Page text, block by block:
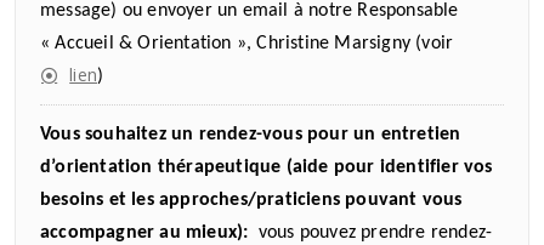
message) ou envoyer un email à notre Responsable
« Accueil & Orientation », Christine Marsigny (voir
lien)
Vous souhaitez un rendez-vous pour un entretien
d’orientation thérapeutique (aide pour identifier vos
besoins et les approches/praticiens pouvant vous
accompagner au mieux): vous pouvez prendre rendez-